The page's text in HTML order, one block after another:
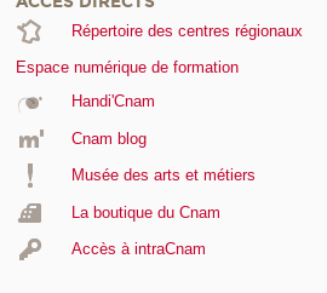
Répertoire des centres régionaux
Espace numérique de formation
Handi'Cnam
Cnam blog
Musée des arts et métiers
La boutique du Cnam
Accès à intraCnam